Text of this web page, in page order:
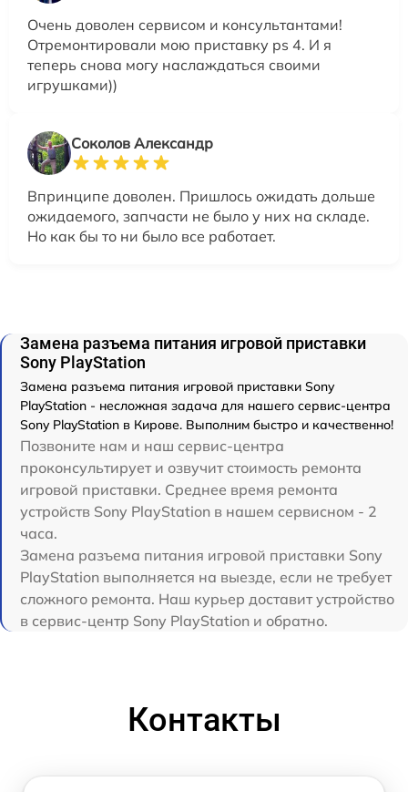
Очень доволен сервисом и консультантами!
Отремонтировали мою приставку ps 4. И я
теперь снова могу наслаждаться своими
игрушками))
Соколов Александр
Впринципе доволен. Пришлось ожидать дольше
ожидаемого, запчасти не было у них на складе.
Но как бы то ни было все работает.
Замена разъема питания игровой приставки
Sony PlayStation
Замена разъема питания игровой приставки Sony
PlayStation - несложная задача для нашего сервис-центра
Sony PlayStation в Кирове. Выполним быстро и качественно!
Позвоните нам и наш сервис-центра
проконсультирует и озвучит стоимость ремонта
игровой приставки. Среднее время ремонта
устройств Sony PlayStation в нашем сервисном - 2
часа.
Замена разъема питания игровой приставки Sony
PlayStation выполняется на выезде, если не требует
сложного ремонта. Наш курьер доставит устройство
в сервис-центр Sony PlayStation и обратно.
Контакты